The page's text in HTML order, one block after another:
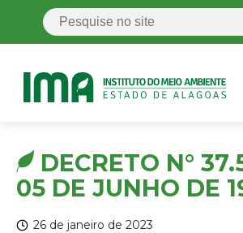
DECRETO N°
05 DE JUNHO DE
26 de janeiro de 2023